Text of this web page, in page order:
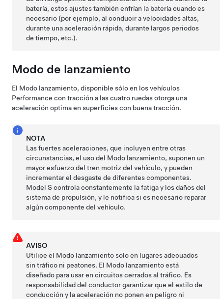
batería, estos ajustes también enfrían la batería cuando es
necesario (por ejemplo, al conducir a velocidades altas,
durante una aceleración rápida, durante largos periodos
de tiempo, etc.).
Modo de lanzamiento
El Modo lanzamiento, disponible sólo en los vehículos
Performance con tracción a las cuatro ruedas otorga una
aceleración optima en superficies con buena tracción.
NOTA
Las fuertes aceleraciones, que incluyen entre otras
circunstancias, el uso del Modo lanzamiento, suponen un
mayor esfuerzo del tren motriz del vehículo, y pueden
incrementar el desgaste de diferentes componentes.
Model S controla constantemente la fatiga y los daños del
sistema de propulsión, y le notifica si es necesario reparar
algún componente del vehículo.
AVISO
Utilice el Modo lanzamiento solo en lugares adecuados
sin tráfico ni peatones. El Modo lanzamiento está
diseñado para usar en circuitos cerrados al tráfico. Es
responsabilidad del conductor garantizar que el estilo de
conducción y la aceleración no ponen en peligro ni